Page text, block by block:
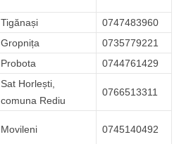
Tigănași
0747483960
Gropnița
0735779221
Probota 0744761429
Sat Horlești,
comuna Rediu
0766513311
Movileni 0745140492